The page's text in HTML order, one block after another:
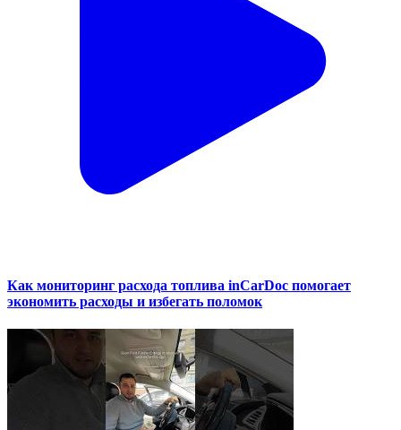
Как мониторинг расхода топлива inCarDoc помогает
экономить расходы и избегать поломок